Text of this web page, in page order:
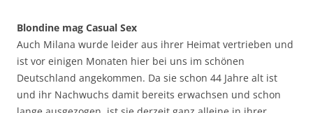
Blondine mag Casual Sex
Auch Milana wurde leider aus ihrer Heimat vertrieben und
ist vor einigen Monaten hier bei uns im schönen
Deutschland angekommen. Da sie schon 44 Jahre alt ist
und ihr Nachwuchs damit bereits erwachsen und schon